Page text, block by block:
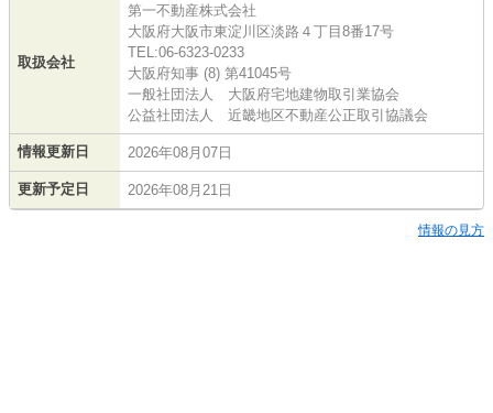
取扱会社
第一不動産株式会社
大阪府大阪市東淀川区淡路４丁目8番17号
TEL:06-6323-0233
大阪府知事 (8) 第41045号
一般社団法人 大阪府宅地建物取引業協会
公益社団法人 近畿地区不動産公正取引協議会
情報更新日 2026年08月07日
更新予定日 2026年08月21日
情報の見方